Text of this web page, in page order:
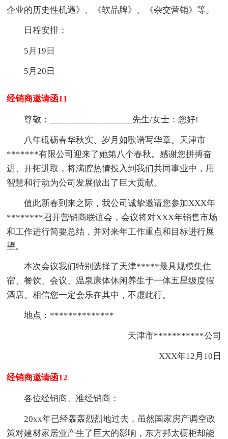
企业的历史性机遇》、《软品牌》、《杂交营销》等。
日程安排：
5月19日
5月20日
经销商邀请函11
尊敬：__________________先生/女士：您好!
八年砥砺春华秋实、岁月如歌谱写华章。天津市
*******有限公司迎来了她第八个春秋。感谢您拼搏奋
进、开拓进取，将满腔热情投入到我们共同事业中，用
智慧和行动为公司发展做出了巨大贡献。
值此新春到来之际，我公司诚挚邀请您参加XXX年
********召开营销商联谊会，会议将对XXX年销售市场
和工作进行简要总结，并对来年工作重点和目标进行展
望。
本次会议我们特别选择了天津*****最具规模集住
宿、餐饮、会议、温泉康体休闲养生于一体五星级度假
酒店。相信您一定会乐在其中，不虚此行。
地点：**************
天津市***********公司
XXX年12月10日
经销商邀请函12
各位经销商、准经销商：
20xx年已经轰轰烈烈地过去，虽然国家房产调空政
策对建材家居业产生了巨大的影响，东方邦太橱柜却能